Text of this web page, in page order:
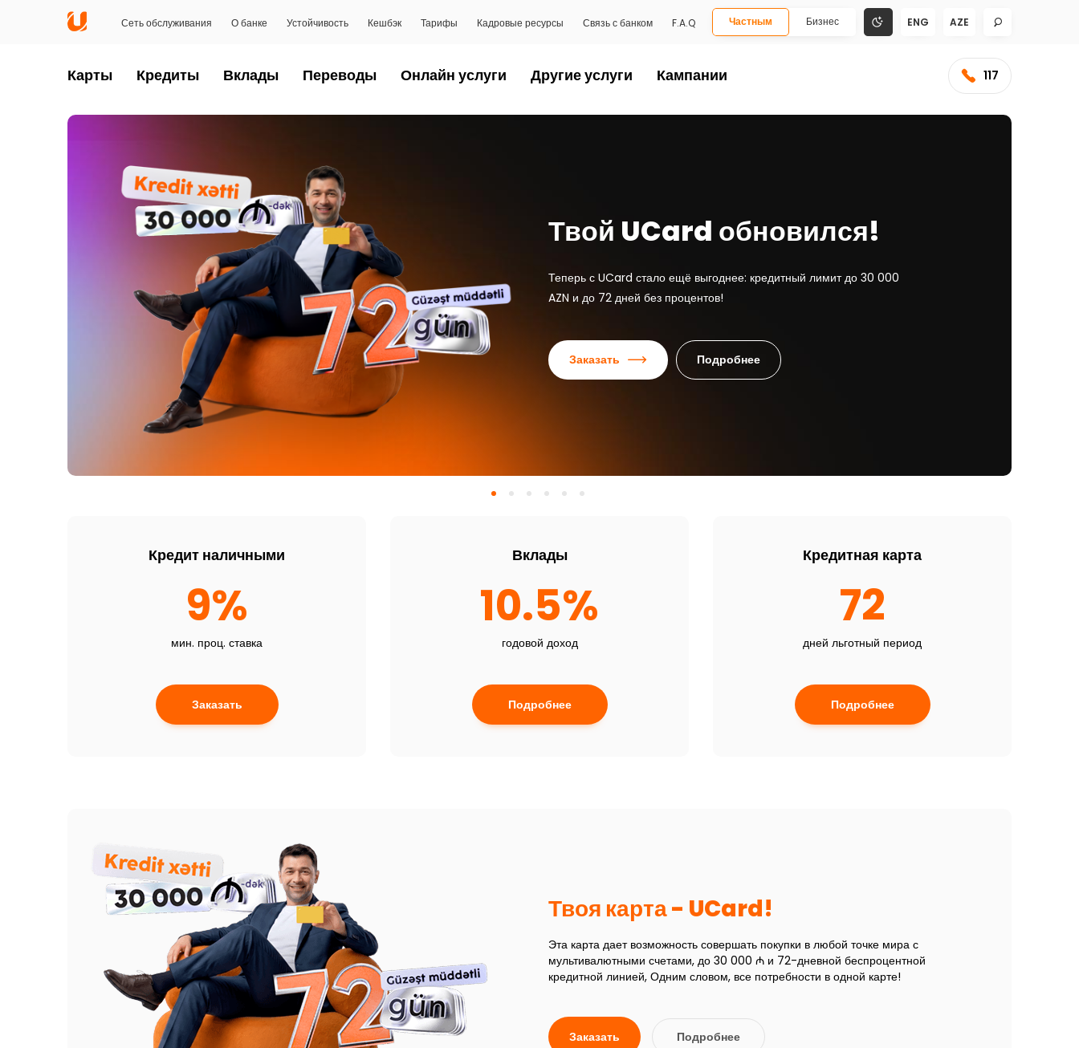
Сеть обслуживания О банке Устойчивость Кешбэк Тарифы Кадровые ресурсы Связь с банком F.A.Q Частным Бизнес ENG AZE
Карты Кредиты Вклады Переводы Онлайн услуги Другие услуги Кампании 117
Теперь в Unibank-e
кредит до 70 000 AZN!
Получи в Unibank-е кредит наличными до 70 000 AZN по ставке
Заказать
Кредит наличными
9%
мин. проц. ставка
Заказать
Вклады
10.5%
годовой доход
Подробнее
Кредитная карта
72
дней льготный период
Подробнее
Твоя карта - UCard!
Эта карта дает возможность совершать покупки в любой точке мира с
мультивалютными счетами, до 30 000 ₼ и 72-дневной беспроцентной
кредитной линией, Одним словом, все потребности в одной карте!
Заказать Подробнее